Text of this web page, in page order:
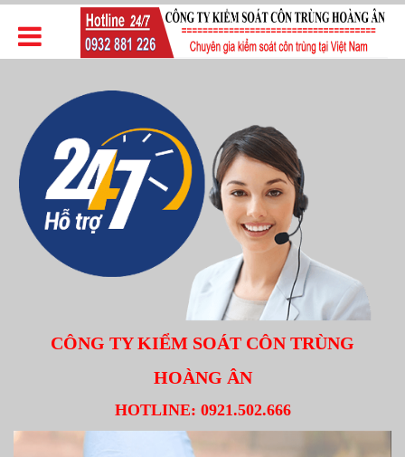
CÔNG TY KIỂM SOÁT CÔN TRÙNG
HOÀNG ÂN
HOTLINE: 0921.502.666